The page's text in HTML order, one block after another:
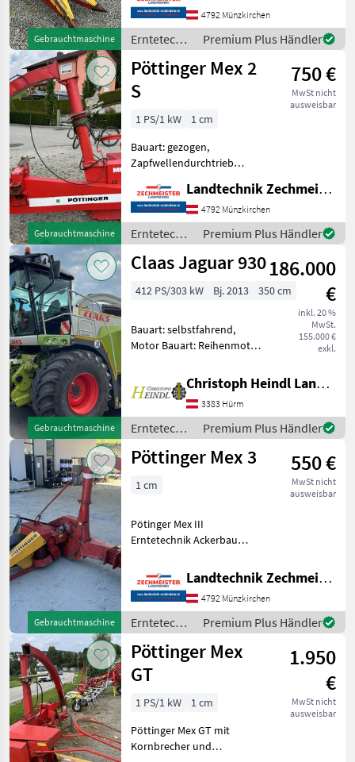
Gebrauchtmaschine
Erntetechnik Ackerbau
Feldhäcksler
4792 Münzkirchen
Erntetechnik
Ackerbau /
Pöttinger
Premium Plus Händler
Gebrauchtmaschine
Pöttinger Mex 2
S
750 €
MwSt nicht
ausweisbar
1 PS/1 kW
1 cm
Bauart: gezogen,
Zapfwellendurchtrieb
Erntetechnik Ackerbau
Feldhäcksler
Landtechnik Zechmeister GmbH & Co KG
4792 Münzkirchen
Erntetechnik
Ackerbau /
Pöttinger
Premium Plus Händler
Gebrauchtmaschine
Claas Jaguar 930186.000
€
inkl. 20 %
MwSt.
155.000 €
exkl.
412 PS/303 kW Bj. 2013 350 cm
Bauart: selbstfahrend,
Motor Bauart: Reihenmotor,
km/h: 40 km/h,
Beleuchtung,
Körnerprozessor, Kabine,
Klimaanlage, Komfortsitz,
Metalldetektor, Einw
Christoph Heindl Landtechnik GmbH, Inning
3383 Hürm
Erntetechnik
Ackerbau /
Claas
Premium Plus Händler
Gebrauchtmaschine
Pöttinger Mex 3 550 €
MwSt nicht
ausweisbar
1 cm
Pötinger Mex III
Erntetechnik Ackerbau
Landtechnik Zechmeister GmbH & Co KG
4792 Münzkirchen
Erntetechnik
Ackerbau /
Pöttinger
Premium Plus Händler
Pöttinger Mex
GT
1.950
€
MwSt nicht
ausweisbar
1 PS/1 kW
1 cm
Pöttinger Mex GT mit
Kornbrecher und